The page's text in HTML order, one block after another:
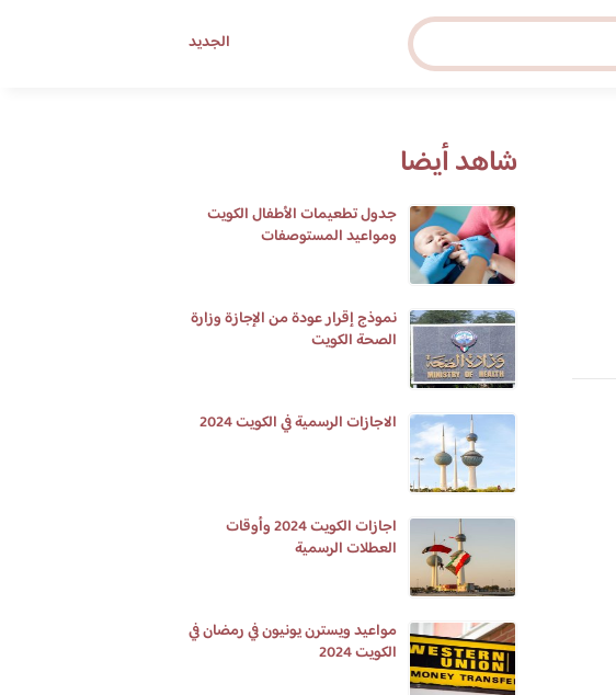
الجديد
شاهد أيضا
جدول تطعيمات الأطفال الكويت
ومواعيد المستوصفات
نموذج إقرار عودة من الإجازة وزارة
الصحة الكويت
الاجازات الرسمية في الكويت 2024
اجازات الكويت 2024 وأوقات
العطلات الرسمية
مواعيد ويسترن يونيون في رمضان في
الكويت 2024